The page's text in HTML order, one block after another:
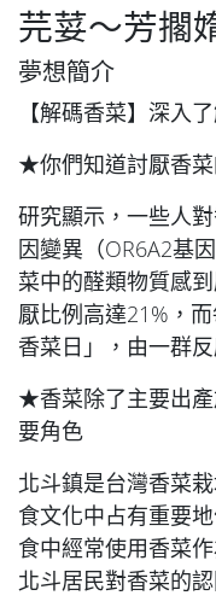
芫荽～芳擱
夢想簡介
【解碼香菜】深入
★你們知道討厭香
研究顯示，一些人
因變異（OR6A2基
菜中的醛類物質感
厭比例高達21%，
香菜日」，由一群
★香菜除了主要出
要角色
北斗鎮是台灣香菜
食文化中占有重要
食中經常使用香菜
北斗居民對香菜的認